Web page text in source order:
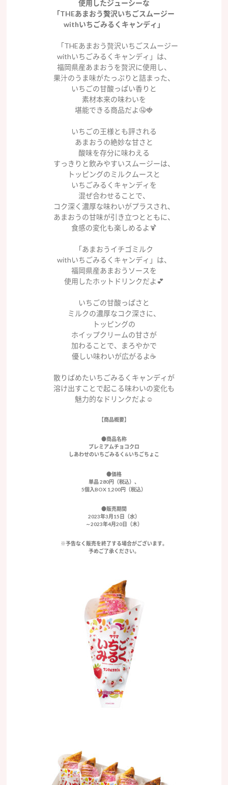
使用したジューシーな
「THEあまおう贅沢いちごスムージー
withいちごみるくキャンディ」
「THEあまおう贅沢いちごスムージー
withいちごみるくキャンディ」は、
福岡県産あまおうを贅沢に使用し、
果汁のうま味がたっぷりと詰まった、
いちごの甘酸っぱい香りと
素材本来の味わいを
堪能できる商品だよ🤤🍓
いちごの王様とも評される
あまおうの絶妙な甘さと
酸味を存分に味わえる
すっきりと飲みやすいスムージーは、
トッピングのミルクムースと
いちごみるくキャンディを
混ぜ合わせることで、
コク深く濃厚な味わいがプラスされ、
あまおうの甘味が引き立つとともに、
食感の変化も楽しめるよ🍹
「あまおうイチゴミルク
withいちごみるくキャンディ」は、
福岡県産あまおうソースを
使用したホットドリンクだよ💕
いちごの甘酸っぱさと
ミルクの濃厚なコク深さに、
トッピングの
ホイップクリームの甘さが
加わることで、まろやかで
優しい味わいが広がるよ☕️
散りばめたいちごみるくキャンディが
溶け出すことで起こる味わいの変化も
魅力的なドリンクだよ☺️
【商品概要】
●商品名称
プレミアムチョコクロ
しあわせのいちごみるく&いちごちょこ
●価格
単品 280円（税込）、
5個入BOX 1,200円（税込）
●販売期間
2023年3月15日（水）
～2023年4月20日（木）
※予告なく販売を終了する場合がございます。
予めご了承ください。